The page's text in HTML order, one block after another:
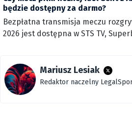
będzie dostępny za darmo?
Bezpłatna transmisja meczu
2026 jest dostępna w STS TV,
Mariusz Lesiak
Redaktor naczelny